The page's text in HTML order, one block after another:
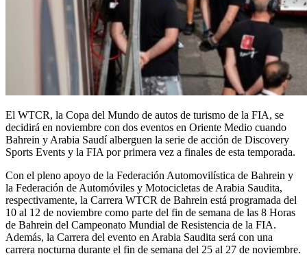
El WTCR, la Copa del Mundo de autos de turismo de la FIA, se
decidirá en noviembre con dos eventos en Oriente Medio cuando
Bahrein y Arabia Saudí alberguen la serie de acción de Discovery
Sports Events y la FIA por primera vez a finales de esta temporada.
Con el pleno apoyo de la Federación Automovilística de Bahrein y
la Federación de Automóviles y Motocicletas de Arabia Saudita,
respectivamente, la Carrera WTCR de Bahrein está programada del
10 al 12 de noviembre como parte del fin de semana de las 8 Horas
de Bahrein del Campeonato Mundial de Resistencia de la FIA.
Además, la Carrera del evento en Arabia Saudita será con una
carrera nocturna durante el fin de semana del 25 al 27 de noviembre.